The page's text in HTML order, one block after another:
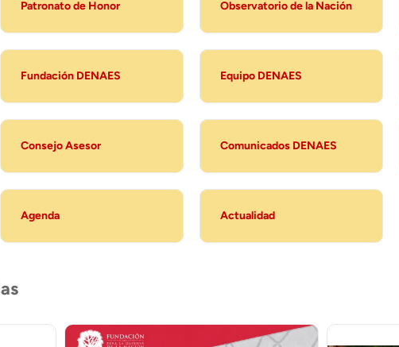
Patronato de Honor Observatorio de la Nación
Fundación DENAES Equipo DENAES
Consejo Asesor Comunicados DENAES
Agenda Actualidad